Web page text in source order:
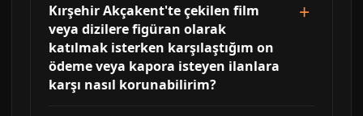
Kırşehir Akçakent'te çekilen film
veya dizilere figüran olarak
katılmak isterken karşılaştığım on
ödeme veya kapora isteyen ilanlara
karşı nasıl korunabilirim?